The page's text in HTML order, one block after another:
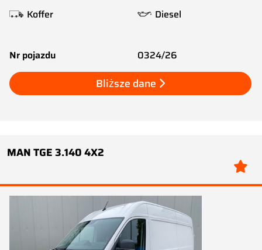
Koffer
Diesel
Nr pojazdu 0324/26
Bliższe dane
MAN TGE 3.140 4X2